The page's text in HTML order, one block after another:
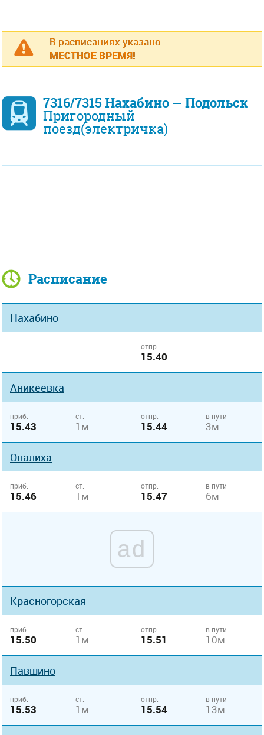
В расписаниях указано
МЕСТНОЕ ВРЕМЯ!
7316/7315 Нахабино — Подольск
Пригородный
поезд(электричка)
Расписание
Нахабино
отпр.
15.40
Аникеевка
приб.
15.43
ст.
1м
отпр.
15.44
в пути
3м
Опалиха
приб.
15.46
ст.
1м
отпр.
15.47
в пути
6м
ad
Красногорская
приб.
15.50
ст.
1м
отпр.
15.51
в пути
10м
Павшино
приб.
15.53
ст.
1м
отпр.
15.54
в пути
13м